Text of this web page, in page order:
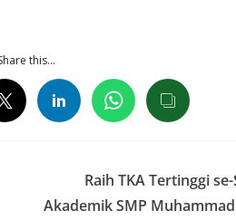
this…
Raih TKA Tertinggi
Akademik SMP